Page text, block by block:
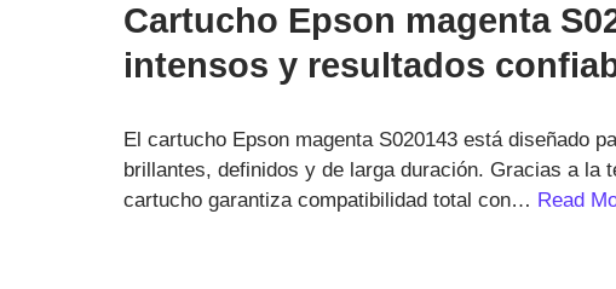
Cartucho Epson magenta
intensos y resultados
El cartucho Epson magenta S020143 está diseñado
brillantes, definidos y de larga duración. Gracias a la
cartucho garantiza compatibilidad total con… Read